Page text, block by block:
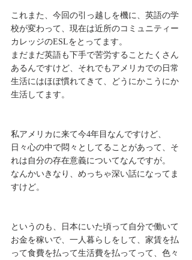
これまた、今回の引っ越しを機に、英語の学
校が変わって、現在は近所のコミュニティー
カレッジのESLをとってます。
まだまだ英語も下手で苦労することたくさん
あるんですけど、それでもアメリカでの日常
生活にはほぼ慣れてきて、どうにかこうにか
生活してます。
私アメリカに来て今4年目なんですけど、
日々心の中で悶々としてることがあって、そ
れは自分の存在意義についてなんですが。
なんかいきなり、めっちゃ深い話になってま
すけど。
というのも、日本にいた頃って自分で働いて
お金を稼いで、一人暮らしをして、家賃を払
って食費を払って生活費を払ってって、色々